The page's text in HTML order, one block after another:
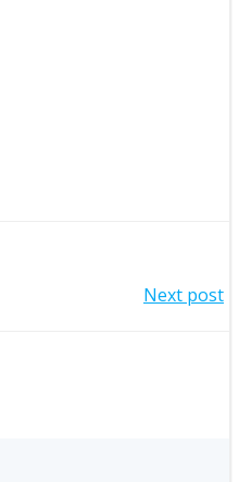
Next post